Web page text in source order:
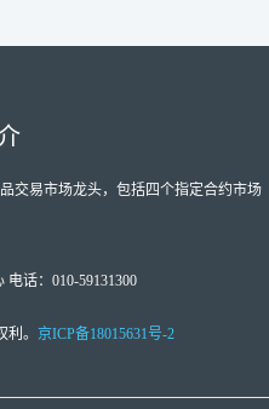
交易市场龙头，包括四个指定合约市场
话：010-59131300
。 京ICP备18015631号-2